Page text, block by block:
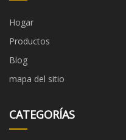
Hogar
Productos
Blog
mapa del sitio
CATEGORÍAS